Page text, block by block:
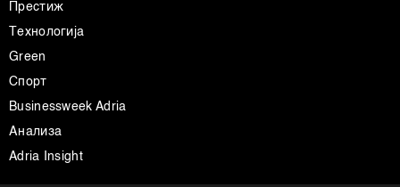
Престиж
Технологија
Green
Спорт
Businessweek Adria
Анализа
Adria Insight